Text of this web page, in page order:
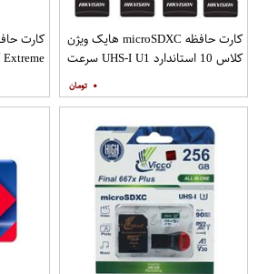
کارت حافظه microSDXC هایک ویژن
کلاس 10 استاندارد UHS-I U1 سرعت
80MBps ظرفیت 16 گیگابایت بسته
10 عددی
۰
گیگابایت